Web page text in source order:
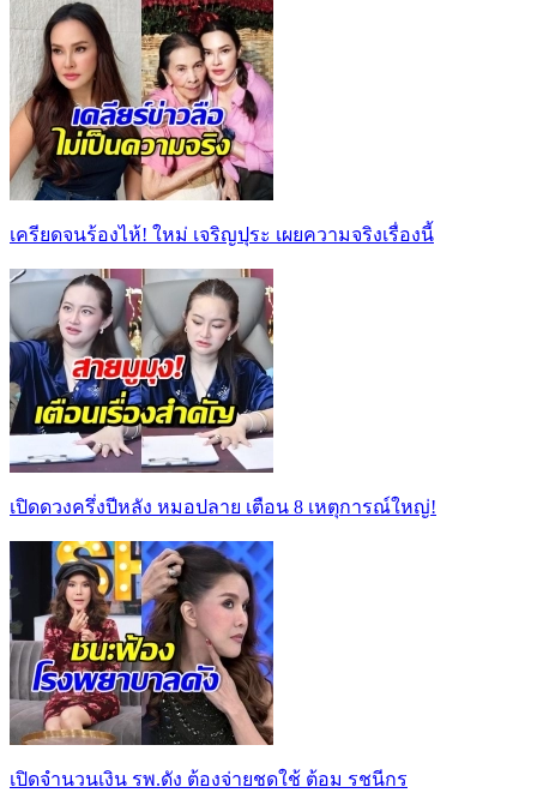
เครียดจนร้องไห้! ใหม่ เจริญปุระ เผยความจริงเรื่องนี้
เปิดดวงครึ่งปีหลัง หมอปลาย เตือน 8 เหตุการณ์ใหญ่!
เปิดจำนวนเงิน รพ.ดัง ต้องจ่ายชดใช้ ต้อม รชนีกร